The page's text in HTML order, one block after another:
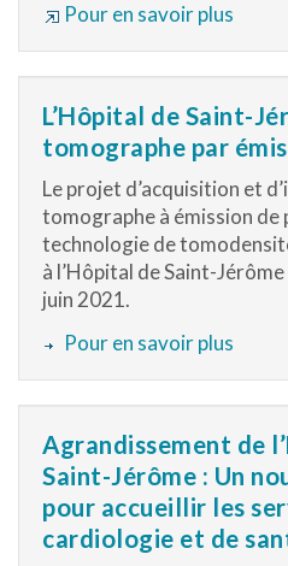
Pour en savoir plus
L’Hôpital de Saint-
tomographe par
Le projet d’acquisition et
tomographe à émission de
technologie de
à l’Hôpital de Saint-
juin 2021.
Pour en savoir plus
Agrandissement de
Saint-Jérôme : Un
pour accueillir les
cardiologie et de